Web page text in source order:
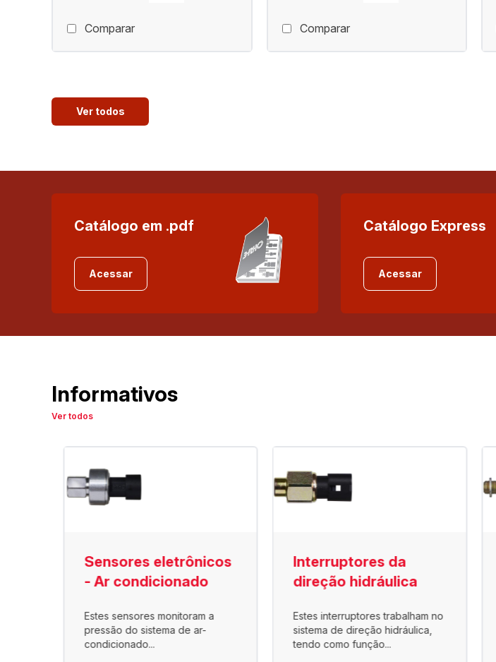
Comparar Comparar
Ver todos
Catálogo em .pdf
Acessar
Catálogo Express
Acessar
Informativos
Ver todos
Sensores eletrônicos
- Ar condicionado
Estes sensores monitoram a
pressão do sistema de ar-
condicionado...
Interruptores da
direção hidráulica
Estes interruptores trabalham no
sistema de direção hidráulica,
tendo como função...